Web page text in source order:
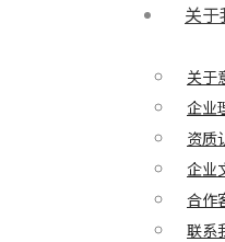
关于
关于
企业
资质
企业
合作
联系